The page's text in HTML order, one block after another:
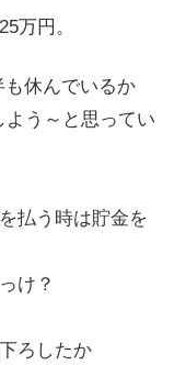
万円。
休んでいるか
よう～と思ってい
払う時は貯金を
け？
ろしたか